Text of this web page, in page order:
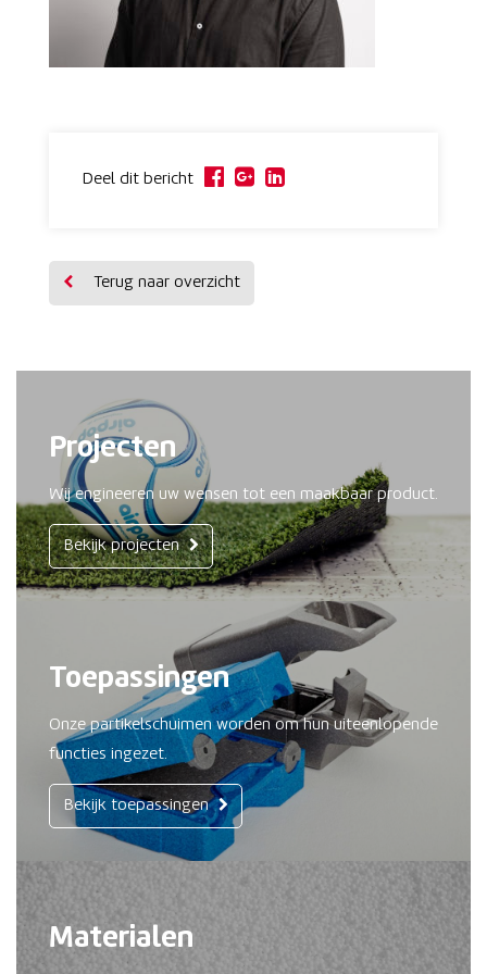
Deel dit bericht
Terug naar overzicht
Projecten
Wij engineeren uw wensen tot een maakbaar product.
Bekijk projecten
Toepassingen
Onze partikelschuimen worden om hun uiteenlopende
functies ingezet.
Bekijk toepassingen
Materialen